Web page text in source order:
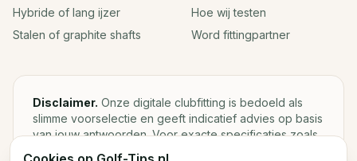
Hybride of lang ijzer
Stalen of graphite shafts
Hoe wij testen
Word fittingpartner
Disclaimer. Onze digitale clubfitting is bedoeld als
slimme voorselectie en geeft indicatief advies op basis
van jouw antwoorden. Voor exacte specificaties zoals
loft, lie, shaftgewicht en swingweight blijft een fysieke